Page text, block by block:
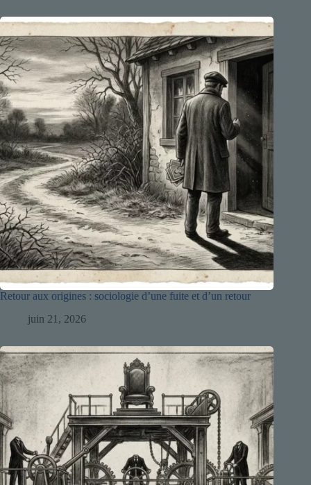
Retour aux origines : sociologie d’une fuite et d’un retour
juin 21, 2026